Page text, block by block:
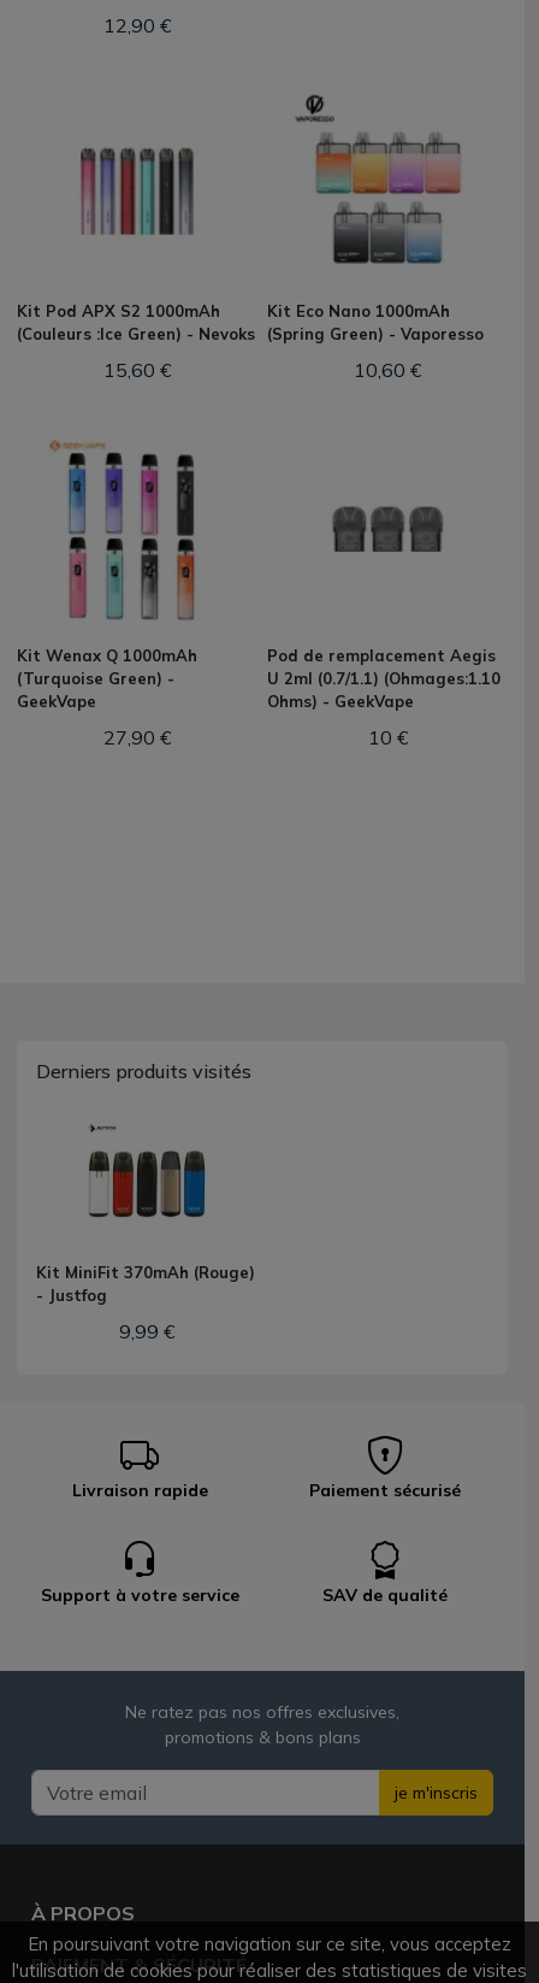
12,90 €
Kit Pod APX S2 1000mAh
(Couleurs :Ice Green) - Nevoks
15,60 €
Kit Eco Nano 1000mAh
(Spring Green) - Vaporesso
10,60 €
Kit Wenax Q 1000mAh
(Turquoise Green) -
GeekVape
27,90 €
Pod de remplacement Aegis
U 2ml (0.7/1.1) (Ohmages:1.10
Ohms) - GeekVape
10 €
Derniers produits visités
Kit MiniFit 370mAh (Rouge)
- Justfog
9,99 €
Livraison rapide Paiement sécurisé
Support à votre service SAV de qualité
Ne ratez pas nos offres exclusives,
promotions & bons plans
je m'inscris
À PROPOS
PAIEMENT & SÉCURITÉ
En poursuivant votre navigation sur ce site, vous acceptez
l'utilisation de cookies pour réaliser des statistiques de visites